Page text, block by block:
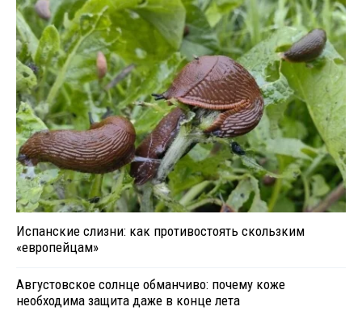
Испанские слизни: как противостоять скользким
«европейцам»
Августовское солнце обманчиво: почему коже
необходима защита даже в конце лета